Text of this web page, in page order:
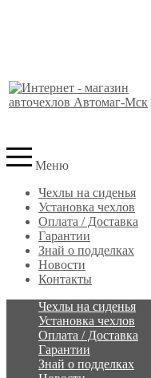
Меню
Чехлы на сиденья
Установка чехлов
Оплата / Доставка
Гарантии
Знай о подделках
Новости
Контакты
Чехлы на сиденья
Установка чехлов
Оплата / Доставка
Гарантии
Знай о подделках